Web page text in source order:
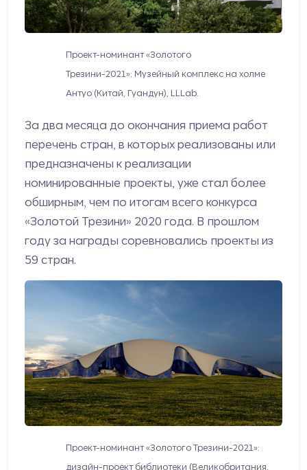
Проект-номинант «Золотого
Трезини-2021»: Музейный комплекс на холме
Антуо (Китай, Гуандун), LLLab.
За два месяца до окончания приема работ
перечень стран, в которых реализованы или
предназначены к реализации
номинированные проекты, уже стал более
обширным, чем по итогам всего конкурса
«Золотой Трезини» 2020 года. В прошлом
году за награды соревновались проекты из
59 стран.
Проект-номинант «Золотого Трезини-2021»:
дизайн-проект библиотеки (Великобритания,